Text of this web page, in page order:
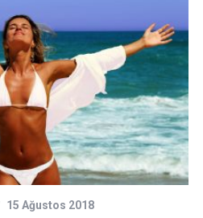
15 Ağustos 2018